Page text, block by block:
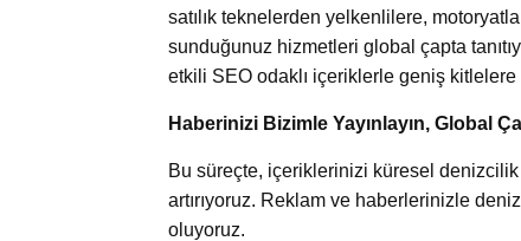
satılık teknelerden yelkenlilere,
sunduğunuz hizmetleri global çapta
etkili SEO odaklı içeriklerle geniş kitlelere
Haberinizi Bizimle Yayınlayın, Global
Bu süreçte, içeriklerinizi küresel
artırıyoruz. Reklam ve haberlerinizle
oluyoruz.